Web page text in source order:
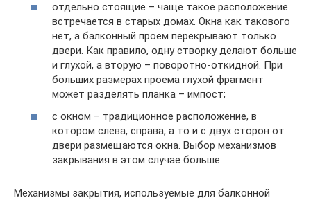
отдельно стоящие – чаще такое расположение
встречается в старых домах. Окна как такового
нет, а балконный проем перекрывают только
двери. Как правило, одну створку делают больше
и глухой, а вторую – поворотно-откидной. При
больших размерах проема глухой фрагмент
может разделять планка – импост;
с окном – традиционное расположение, в
котором слева, справа, а то и с двух сторон от
двери размещаются окна. Выбор механизмов
закрывания в этом случае больше.
Механизмы закрытия, используемые для балконной